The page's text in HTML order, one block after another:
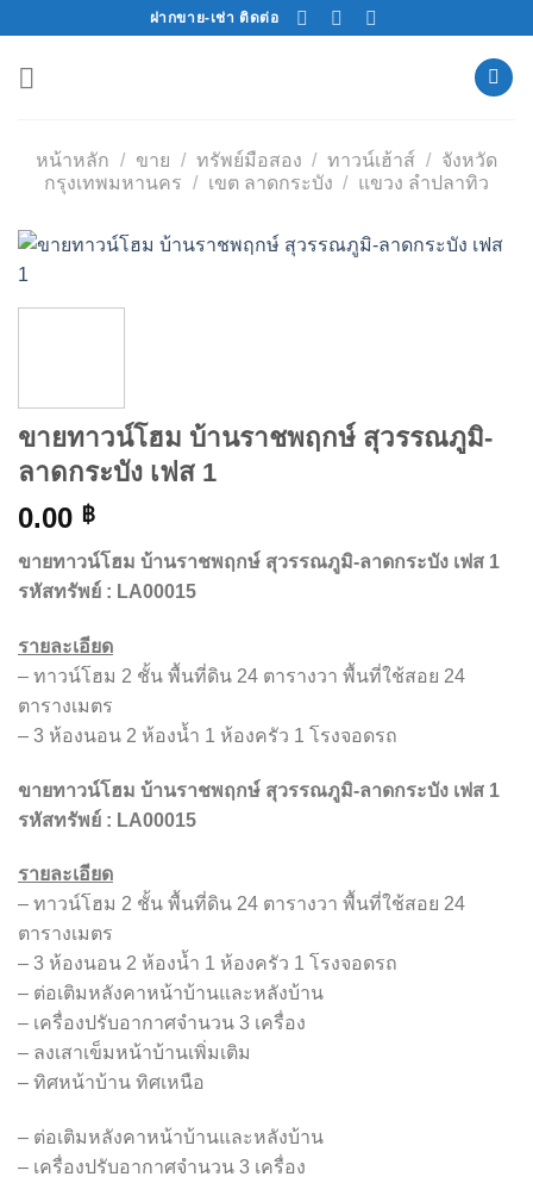
content
ฝากขาย-เช่า ติดต่อ
หน้าหลัก / ขาย / ทรัพย์มือสอง / ทาวน์เฮ้าส์ / จังหวัด
กรุงเทพมหานคร / เขต ลาดกระบัง / แขวง ลำปลาทิว
ขายทาวน์โฮม บ้านราชพฤกษ์ สุวรรณภูมิ-
ลาดกระบัง เฟส 1
0.00 ฿
ขายทาวน์โฮม บ้านราชพฤกษ์ สุวรรณภูมิ-ลาดกระบัง เฟส 1
รหัสทรัพย์ : LA00015
รายละเอียด
– ทาวน์โฮม 2 ชั้น พื้นที่ดิน 24 ตารางวา พื้นที่ใช้สอย 24
ตารางเมตร
– 3 ห้องนอน 2 ห้องน้ำ 1 ห้องครัว 1 โรงจอดรถ
ขายทาวน์โฮม บ้านราชพฤกษ์ สุวรรณภูมิ-ลาดกระบัง เฟส 1
รหัสทรัพย์ : LA00015
รายละเอียด
– ทาวน์โฮม 2 ชั้น พื้นที่ดิน 24 ตารางวา พื้นที่ใช้สอย 24
ตารางเมตร
– 3 ห้องนอน 2 ห้องน้ำ 1 ห้องครัว 1 โรงจอดรถ
– ต่อเติมหลังคาหน้าบ้านและหลังบ้าน
– เครื่องปรับอากาศจำนวน 3 เครื่อง
– ลงเสาเข็มหน้าบ้านเพิ่มเติม
– ทิศหน้าบ้าน ทิศเหนือ
– ต่อเติมหลังคาหน้าบ้านและหลังบ้าน
– เครื่องปรับอากาศจำนวน 3 เครื่อง